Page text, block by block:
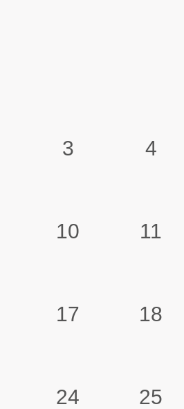
3 4
10 11
17 18
24 25